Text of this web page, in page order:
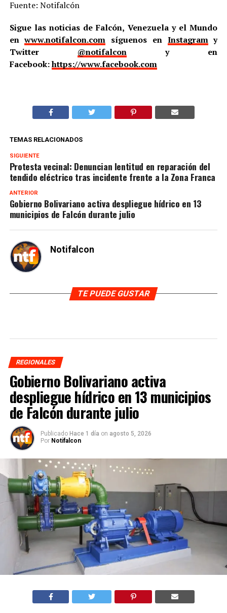
Fuente: Notifalcón
Sigue las noticias de Falcón, Venezuela y el Mundo
enwww.notifalcon.com síguenos en Instagramy
Twitter @notifalcony en
Facebook:https://www.facebook.com
TEMAS RELACIONADOS
SIGUIENTE
Protesta vecinal: Denuncian lentitud en reparación del
tendido eléctrico tras incidente frente a la Zona Franca
ANTERIOR
Gobierno Bolivariano activa despliegue hídrico en 13
municipios de Falcón durante julio
Notifalcon
TE PUEDE GUSTAR
REGIONALES
Gobierno Bolivariano activa
despliegue hídrico en 13 municipios
de Falcón durante julio
Publicado Hace 1 día on agosto 5, 2026
Por Notifalcon